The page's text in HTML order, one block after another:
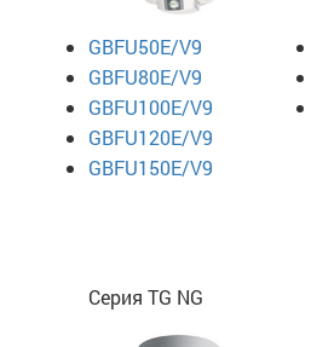
GBFU50E/V9
GBFU80E/V9
GBFU100E/V9
GBFU120E/V9
GBFU150E/V9
Серия TG NG